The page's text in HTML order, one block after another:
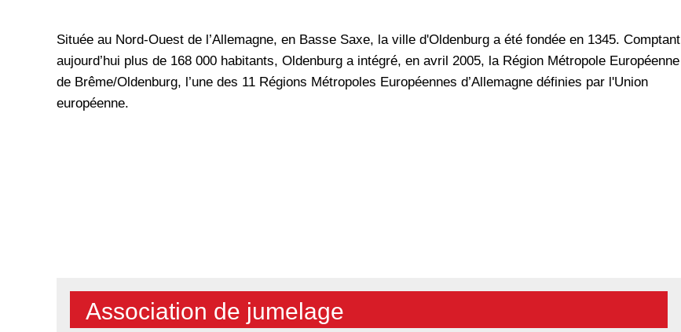
Située au Nord-Ouest de l’Allemagne, en Basse Saxe, la ville d'Oldenburg a été fondée en 1345. Comptant
aujourd’hui plus de 168 000 habitants, Oldenburg a intégré, en avril 2005, la Région Métropole Européenne
de Brême/Oldenburg, l’une des 11 Régions Métropoles Européennes d’Allemagne définies par l'Union
européenne.
Association de jumelage